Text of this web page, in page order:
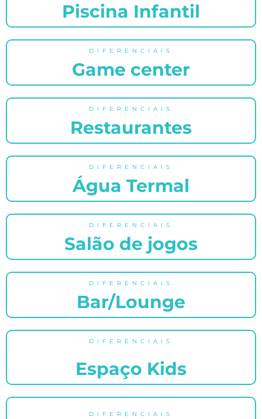
Piscina Infantil
DIFERENCIAIS
Game center
DIFERENCIAIS
Restaurantes
DIFERENCIAIS
Água Termal
DIFERENCIAIS
Salão de jogos
DIFERENCIAIS
Bar/Lounge
DIFERENCIAIS
Espaço Kids
DIFERENCIAIS